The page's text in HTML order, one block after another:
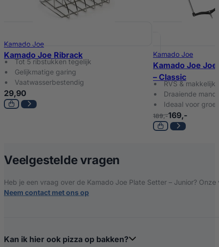
Kamado Joe
Kamado Joe Ribrack
Tot 5 ribstukken tegelijk
Gelijkmatige garing
Vaatwasserbestendig
29,90
Kamado Joe
Kamado Joe
– Classic
RVS & makkelijk
Draaiende
Ideaal voor
189,-169,-
Veelgestelde vragen
Heb je een vraag over de Kamado Joe Plate Setter – Junior?
Neem contact met ons op
Kan ik hier ook pizza op bakken?